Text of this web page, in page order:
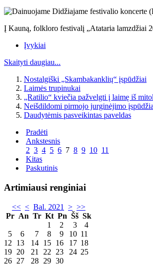
Į Kauną, folkloro festivalį „Atataria lamzdžiai
Įvykiai
Skaityti daugiau...
Nostalgiški „Skambakanklių“ įspūdžiai
Laimės trupinukai
„Ratilio“ kviečia pažvelgti į laimę iš
Neišdildomi pirmojo jurginėjimo
Daudytėmis pasveikintas paveldas
Pradėti
Ankstesnis
2 3 4 5 6 7 8 9 10 11
Kitas
Paskutinis
Artimiausi renginiai
<< < Bal. 2021 > >>
Pr An Tr Kt Pn Šš Sk
1
2 3
4
5
6 7 8 9 10 11
12
13 14 15 16 17 18
19 20 21 22 23 24 25
26 27 28 29 30